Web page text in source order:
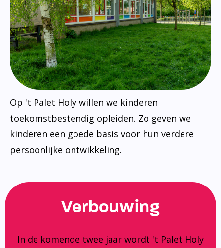
Op 't Palet Holy willen we kinderen
toekomstbestendig opleiden. Zo geven we
kinderen een goede basis voor hun verdere
persoonlijke ontwikkeling.
Verbouwing
In de komende twee jaar wordt 't Palet Holy